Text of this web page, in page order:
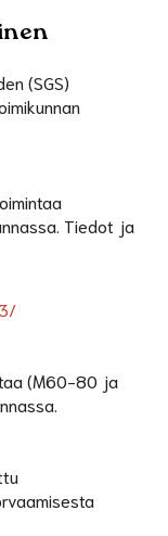
(SGS)
Tiedot ja
(M60-80 ja